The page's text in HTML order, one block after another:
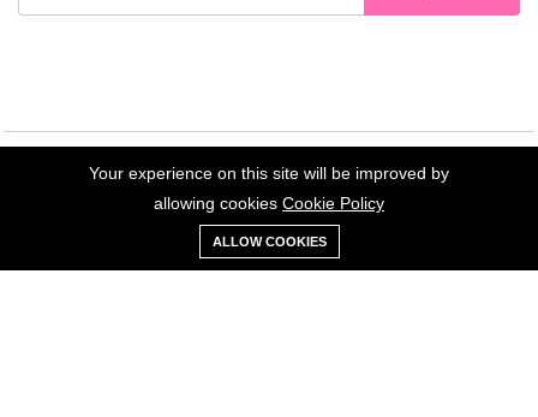
©2023 Hoa Nelly . All Rights Reserved.
0
Xe
đẩy
Danh sách
yêu thích
Your experience on this site will be improved by
allowing cookies Cookie Policy
ALLOW COOKIES